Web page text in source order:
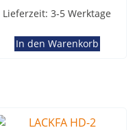
Lieferzeit:3-5 Werktage
In den Warenkorb